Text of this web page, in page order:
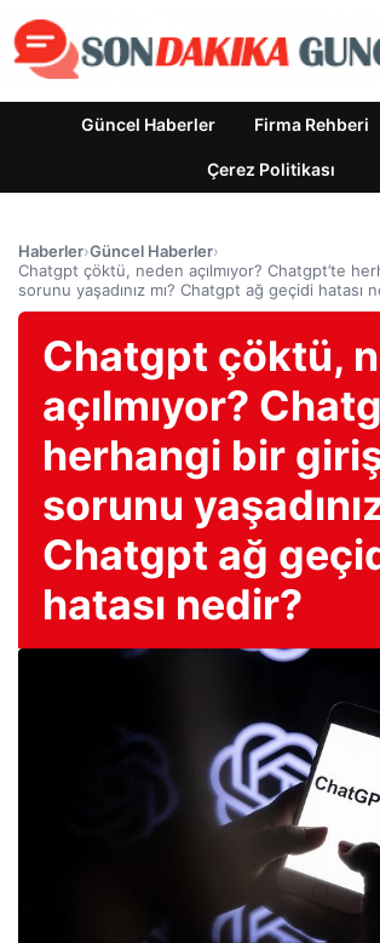
Güncel Haberler Firma Rehberi
Çerez Politikası
Haberler›Güncel Haberler›
Chatgpt çöktü, neden açılmıyor? Chatgpt’te
sorunu yaşadınız mı? Chatgpt ağ geçidi hatası
Chatgpt çöktü,
açılmıyor?
herhangi bir
sorunu
Chatgpt ağ
hatası nedir?